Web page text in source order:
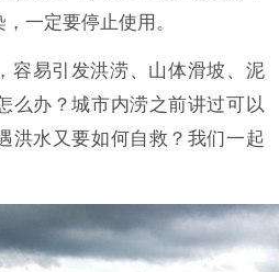
一定要停止使用。
容易引发洪涝、山体滑坡、泥
么办？城市内涝之前讲过可以
洪水又要如何自救？我们一起